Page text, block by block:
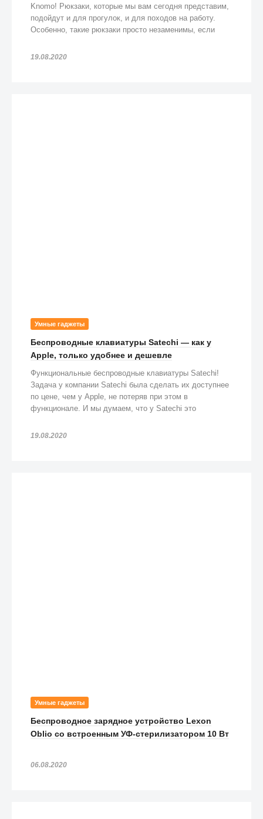
Knomo! Рюкзаки, которые мы вам сегодня представим,
подойдут и для прогулок, и для походов на работу.
Особенно, такие рюкзаки просто незаменимы, если
19.08.2020
Умные гаджеты
Беспроводные клавиатуры Satechi — как у
Apple, только удобнее и дешевле
Функциональные беспроводные клавиатуры Satechi!
Задача у компании Satechi была сделать их доступнее
по цене, чем у Apple, не потеряв при этом в
функционале. И мы думаем, что у Satechi это
19.08.2020
Умные гаджеты
Беспроводное зарядное устройство Lexon
Oblio со встроенным УФ-стерилизатором 10 Вт
06.08.2020